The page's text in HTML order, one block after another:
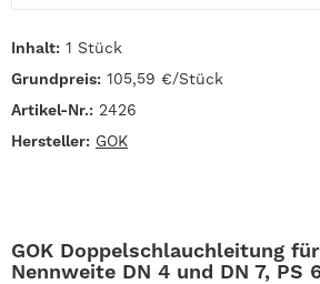
Inhalt: 1 Stück
Grundpreis: 105,59 €/Stück
Artikel-Nr.: 2426
Hersteller: GOK
GOK Doppelschlauchleitung
Nennweite DN 4 und DN 7, PS